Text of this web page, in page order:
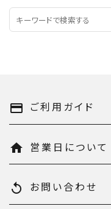
payment ご利用ガイド
home 営業日について
replay お問い合わせ